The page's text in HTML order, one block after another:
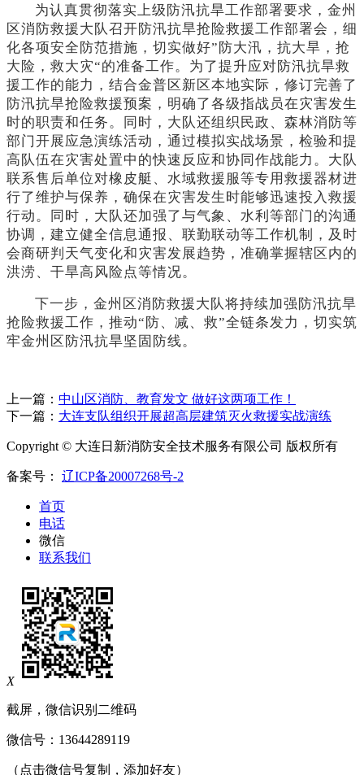
为认真贯彻落实上级防汛抗旱工作部署要求，金州
区消防救援大队召开防汛抗旱抢险救援工作部署会，细
化各项安全防范措施，切实做好”防大汛，抗大旱，抢
大险，救大灾“的准备工作。为了提升应对防汛抗旱救
援工作的能力，结合金普区新区本地实际，修订完善了
防汛抗旱抢险救援预案，明确了各级指战员在灾害发生
时的职责和任务。同时，大队还组织民政、森林消防等
部门开展应急演练活动，通过模拟实战场景，检验和提
高队伍在灾害处置中的快速反应和协同作战能力。大队
联系售后单位对橡皮艇、水域救援服等专用救援器材进
行了维护与保养，确保在灾害发生时能够迅速投入救援
行动。同时，大队还加强了与气象、水利等部门的沟通
协调，建立健全信息通报、联勤联动等工作机制，及时
会商研判天气变化和灾害发展趋势，准确掌握辖区内的
洪涝、干旱高风险点等情况。
下一步，金州区消防救援大队将持续加强防汛抗旱
抢险救援工作，推动“防、减、救”全链条发力，切实筑
牢金州区防汛抗旱坚固防线。
上一篇： 中山区消防、教育发文 做好这两项工作！
下一篇： 大连支队组织开展超高层建筑灭火救援实战演练
Copyright © 大连日新消防安全技术服务有限公司 版权所有
备案号： 辽ICP备20007268号-2
首页
电话
微信
联系我们
X
截屏，微信识别二维码
微信号： 13644289119
（点击微信号复制，添加好友）